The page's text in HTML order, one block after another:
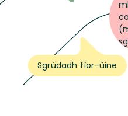
Sgrùdadh fìor-ùine